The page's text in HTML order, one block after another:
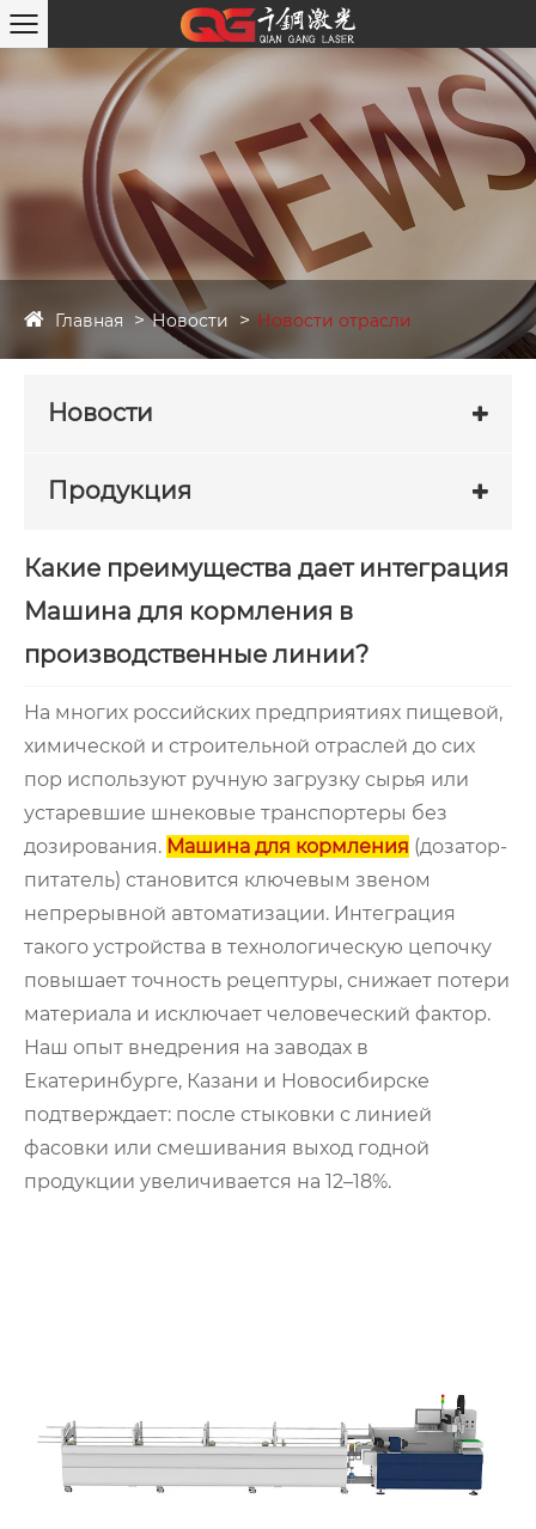
Главная Новости Новости отрасли
Новости
Продукция
Какие преимущества дает интеграция
Машина для кормления в
производственные линии?
На многих российских предприятиях пищевой,
химической и строительной отраслей до сих
пор используют ручную загрузку сырья или
устаревшие шнековые транспортеры без
дозирования. Машина для кормления (дозатор-
питатель) становится ключевым звеном
непрерывной автоматизации. Интеграция
такого устройства в технологическую цепочку
повышает точность рецептуры, снижает потери
материала и исключает человеческий фактор.
Наш опыт внедрения на заводах в
Екатеринбурге, Казани и Новосибирске
подтверждает: после стыковки с линией
фасовки или смешивания выход годной
продукции увеличивается на 12–18%.